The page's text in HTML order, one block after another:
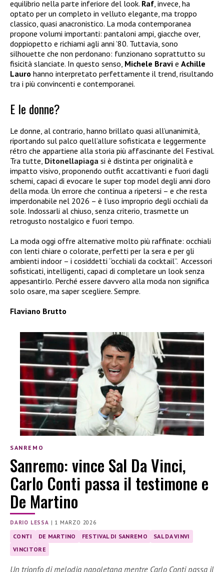
equilibrio nella parte inferiore del look. Raf, invece, ha
optato per un completo in velluto elegante, ma troppo
classico, quasi anacronistico. La moda contemporanea
propone volumi importanti: pantaloni ampi, giacche over,
doppiopetto e richiami agli anni ’80. Tuttavia, sono
silhouette che non perdonano: funzionano soprattutto su
fisicità slanciate. In questo senso, Michele Bravi e Achille
Lauro hanno interpretato perfettamente il trend, risultando
tra i più convincenti e contemporanei.
E le donne?
Le donne, al contrario, hanno brillato quasi all’unanimità,
riportando sul palco quell’allure sofisticata e leggermente
rétro che appartiene alla storia più affascinante del Festival.
Tra tutte, Ditonellapiaga si è distinta per originalità e
impatto visivo, proponendo outfit accattivanti e fuori dagli
schemi, capaci di evocare le super top model degli anni d’oro
della moda. Un errore che continua a ripetersi – e che resta
imperdonabile nel 2026 – è l’uso improprio degli occhiali da
sole. Indossarli al chiuso, senza criterio, trasmette un
retrogusto nostalgico e fuori tempo.
La moda oggi offre alternative molto più raffinate: occhiali
con lenti chiare o colorate, perfetti per la sera e per gli
ambienti indoor – i cosiddetti “occhiali da cocktail”. Accessori
sofisticati, intelligenti, capaci di completare un look senza
appesantirlo. Perché essere davvero alla moda non significa
solo osare, ma saper scegliere. Sempre.
Flaviano Brutto
SANREMO
Sanremo: vince Sal Da Vinci,
Carlo Conti passa il testimone e
De Martino
DARIO LESSA | 1 MARZO 2026
CONTI DE MARTINO FESTIVAL DI SANREMO
SAL DA VINVI
VINCITORE
Un trionfo di melodia napoletana mentre Carlo Conti passa il